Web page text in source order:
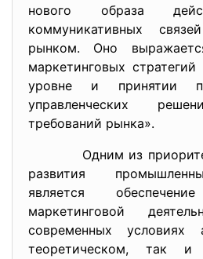
нового образа
коммуникативных
рынком. Оно
маркетинговых
уровне и принятии
управленческих
требований рынка».
Одним из
развития
является
маркетинговой
современных условиях
теоретическом, так и